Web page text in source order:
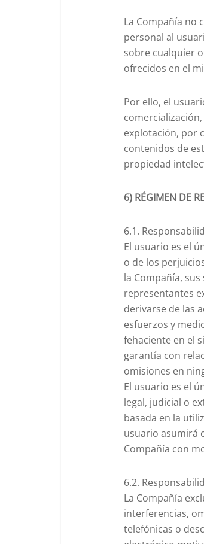
La Compañía no
personal al
sobre cualquier
ofrecidos en el
Por ello, el
explotación, por
contenidos de
propiedad
6) RÉGIMEN DE
6.1.
El usuario es el
o de los
la Compañía,
representantes
derivarse de las
esfuerzos y
fehaciente en el
garantía con
omisiones en
El usuario es el
legal, judicial o
basada en la
usuario asumirá
Compañía con
6.2.
La Compañía
interferencias,
telefónicas o